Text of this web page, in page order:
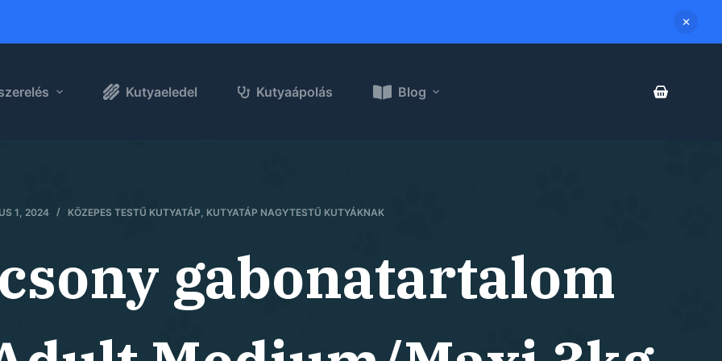
Kutyaeledel Kutyaápolás Blog
1, 2024 KÖZEPES TESTŰ KUTYATÁP, KUTYATÁP NAGYTESTŰ KUTYÁKNAK
gabonatartalom